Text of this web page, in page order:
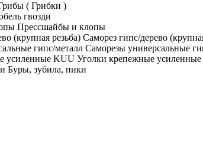
( Грибки )
гвозди
Прессшайбы и клопы
Саморез гипс/дерево
Саморезы универсальные
Уголки крепежные
Буры, зубила, пики